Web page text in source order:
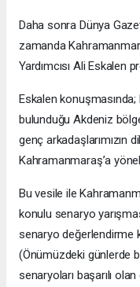
Daha sonra Dünya
zamanda
Yardımcısı Ali Eskalen
Eskalen konuşmasında;
bulunduğu Akdeniz
genç arkadaşlarımızın
Kahramanmaraş’a
Bu vesile ile
konulu senaryo
senaryo değerlendirme
(Önümüzdeki günlerde
senaryoları başarılı